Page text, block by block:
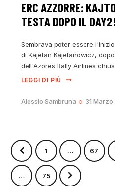
ERC AZZORRE:
TESTA DOPO IL DAY2!
Sembrava poter essere
di Kajetan Kajetanowicz,
dell'Azores Rally Airlines
LEGGI DI PIÙ
Alessio Sambruna 31 Marzo
1 … 67
… 75
>